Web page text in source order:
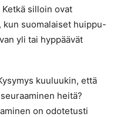
silloin ovat
kun suomalaiset huippu-
yli tai hyppäävät
kuuluukin, että
heitä?
on odotetusti